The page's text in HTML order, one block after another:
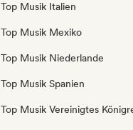
Top Musik Italien
Top Musik Mexiko
Top Musik Niederlande
Top Musik Spanien
Top Musik Vereinigtes